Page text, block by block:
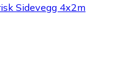
Sidevegg 4x2m